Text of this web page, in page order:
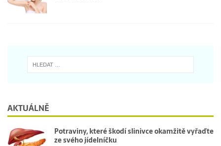
AKTUÁLNĚ
Potraviny, které škodí slinivce okamžitě vyřaďte
ze svého jídelníčku